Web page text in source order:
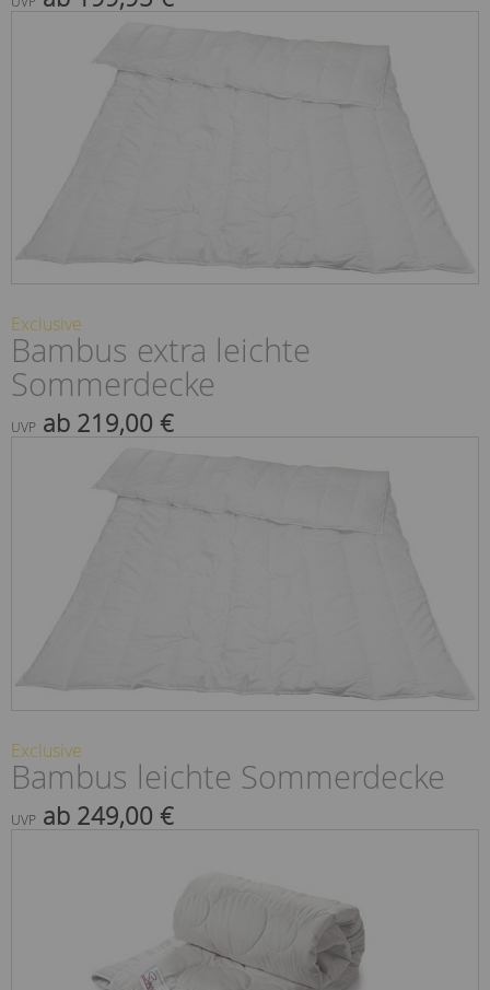
Exclusive
Bambus extra leichte
Sommerdecke
UVP ab 219,00 €
Exclusive
Bambus leichte Sommerdecke
UVP ab 249,00 €